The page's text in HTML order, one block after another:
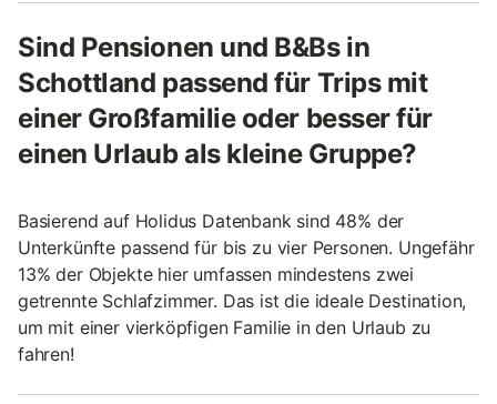
Sind Pensionen und B&Bs in
Schottland passend für Trips mit
einer Großfamilie oder besser für
einen Urlaub als kleine Gruppe?
Basierend auf Holidus Datenbank sind 48% der
Unterkünfte passend für bis zu vier Personen. Ungefähr
13% der Objekte hier umfassen mindestens zwei
getrennte Schlafzimmer. Das ist die ideale Destination,
um mit einer vierköpfigen Familie in den Urlaub zu
fahren!